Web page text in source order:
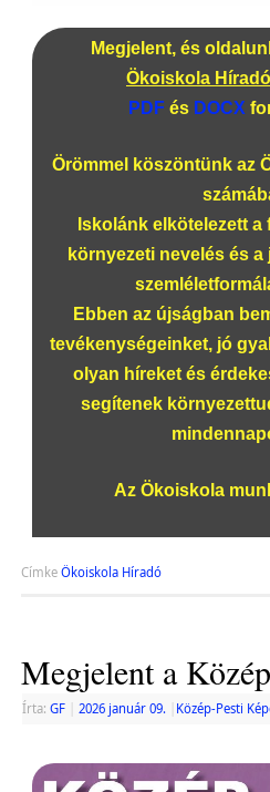
Megjelent, és
Ökoiskola Híradó
PDF és DOCX
Örömmel köszöntünk az
Iskolánk elkötelezett
környezeti nevelés és
Ebben az újságban
tevékenységeinket, jó
olyan híreket és
segítenek
Az Ökoiskola
Címke Ökoiskola Híradó
Megjelent a
Írta: GF 2026 január 09. Közép-Pesti